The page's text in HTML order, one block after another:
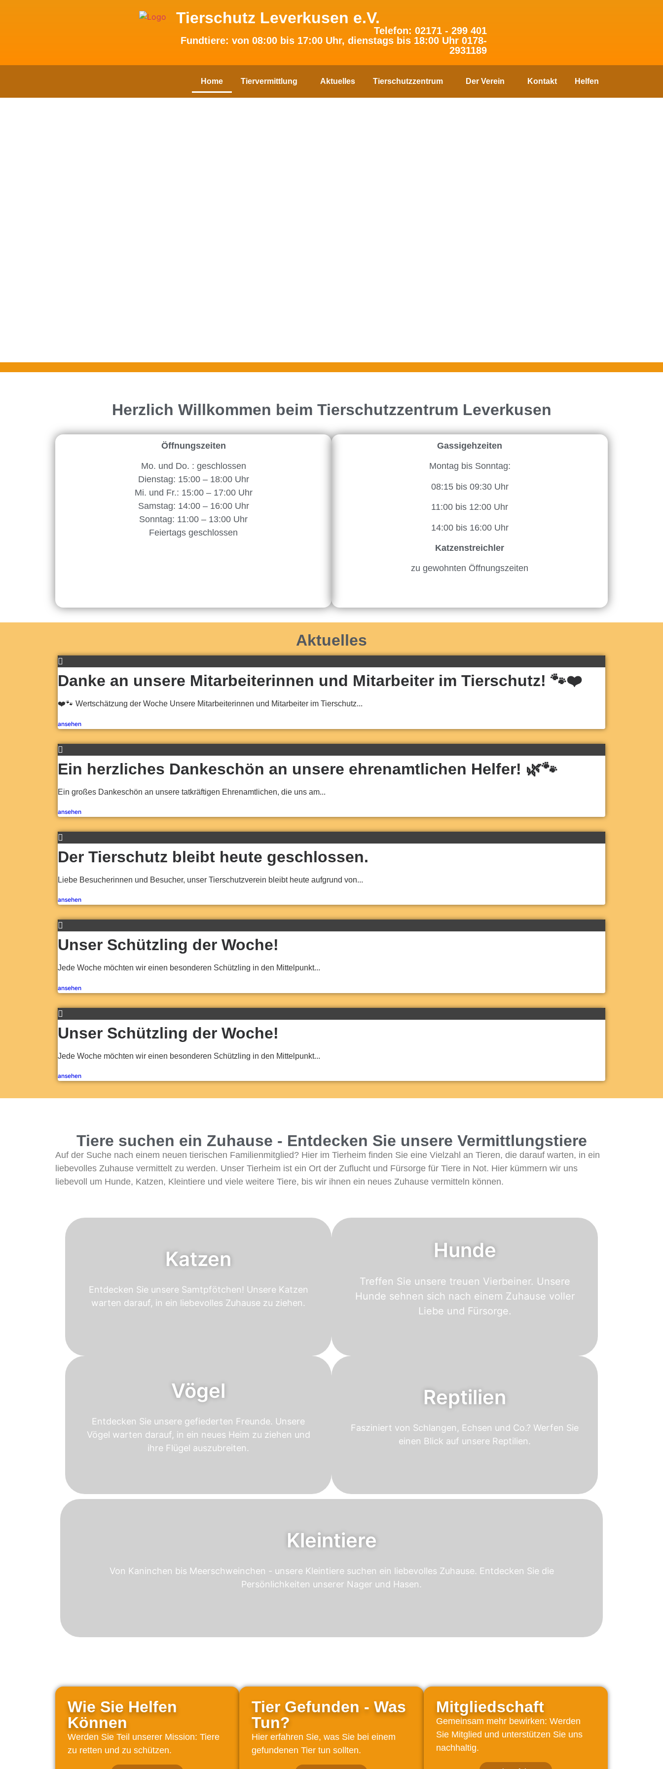
Tierschutz Leverkusen e.V.
Telefon: 02171 - 299 401
Fundtiere: von 08:00 bis 17:00 Uhr, dienstags bis 18:00 Uhr 0178-
2931189
Home Tiervermittlung Aktuelles Tierschutzzentrum Der Verein Kontakt Helfen
Herzlich Willkommen beim Tierschutzzentrum Leverkusen
Öffnungszeiten
Mo. und Do. : geschlossen
Dienstag: 15:00 – 18:00 Uhr
Mi. und Fr.: 15:00 – 17:00 Uhr
Samstag: 14:00 – 16:00 Uhr
Sonntag: 11:00 – 13:00 Uhr
Feiertags geschlossen
Gassigehzeiten
Montag bis Sonntag:
08:15 bis 09:30 Uhr
11:00 bis 12:00 Uhr
14:00 bis 16:00 Uhr
Katzenstreichler
zu gewohnten Öffnungszeiten
Aktuelles
Danke an unsere Mitarbeiterinnen und Mitarbeiter im Tierschutz! 🐾❤️
❤️🐾 Wertschätzung der Woche Unsere Mitarbeiterinnen und Mitarbeiter im Tierschutz...
ansehen
Ein herzliches Dankeschön an unsere ehrenamtlichen Helfer! 🌿🐾
Ein großes Dankeschön an unsere tatkräftigen Ehrenamtlichen, die uns am...
ansehen
Der Tierschutz bleibt heute geschlossen.
Liebe Besucherinnen und Besucher, unser Tierschutzverein bleibt heute aufgrund von...
ansehen
Unser Schützling der Woche!
Jede Woche möchten wir einen besonderen Schützling in den Mittelpunkt...
ansehen
Unser Schützling der Woche!
Jede Woche möchten wir einen besonderen Schützling in den Mittelpunkt...
ansehen
Tiere suchen ein Zuhause - Entdecken Sie unsere Vermittlungstiere
Auf der Suche nach einem neuen tierischen Familienmitglied? Hier im Tierheim finden Sie eine Vielzahl an Tieren, die darauf warten, in ein
liebevolles Zuhause vermittelt zu werden. Unser Tierheim ist ein Ort der Zuflucht und Fürsorge für Tiere in Not. Hier kümmern wir uns
liebevoll um Hunde, Katzen, Kleintiere und viele weitere Tiere, bis wir ihnen ein neues Zuhause vermitteln können.
Katzen
Entdecken Sie unsere Samtpfötchen! Unsere Katzen
warten darauf, in ein liebevolles Zuhause zu ziehen.
Hunde
Treffen Sie unsere treuen Vierbeiner. Unsere
Hunde sehnen sich nach einem Zuhause voller
Liebe und Fürsorge.
Vögel
Entdecken Sie unsere gefiederten Freunde. Unsere
Vögel warten darauf, in ein neues Heim zu ziehen und
ihre Flügel auszubreiten.
Reptilien
Fasziniert von Schlangen, Echsen und Co.? Werfen Sie
einen Blick auf unsere Reptilien.
Kleintiere
Von Kaninchen bis Meerschweinchen - unsere Kleintiere suchen ein liebevolles Zuhause. Entdecken Sie die
Persönlichkeiten unserer Nager und Hasen.
Wie Sie Helfen
Können
Werden Sie Teil unserer Mission: Tiere
zu retten und zu schützen.
Tier Gefunden - Was
Tun?
Hier erfahren Sie, was Sie bei einem
gefundenen Tier tun sollten.
Mitgliedschaft
Gemeinsam mehr bewirken: Werden
Sie Mitglied und unterstützen Sie uns
nachhaltig.